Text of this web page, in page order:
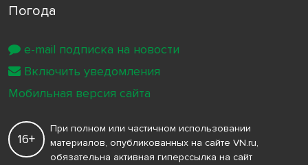
Погода
16+
При полном или частичном использовании
материалов, опубликованных на сайте VN.ru,
обязательна активная гиперссылка на сайт
e-mail подписка на новости
Включить уведомления
Мобильная версия сайта